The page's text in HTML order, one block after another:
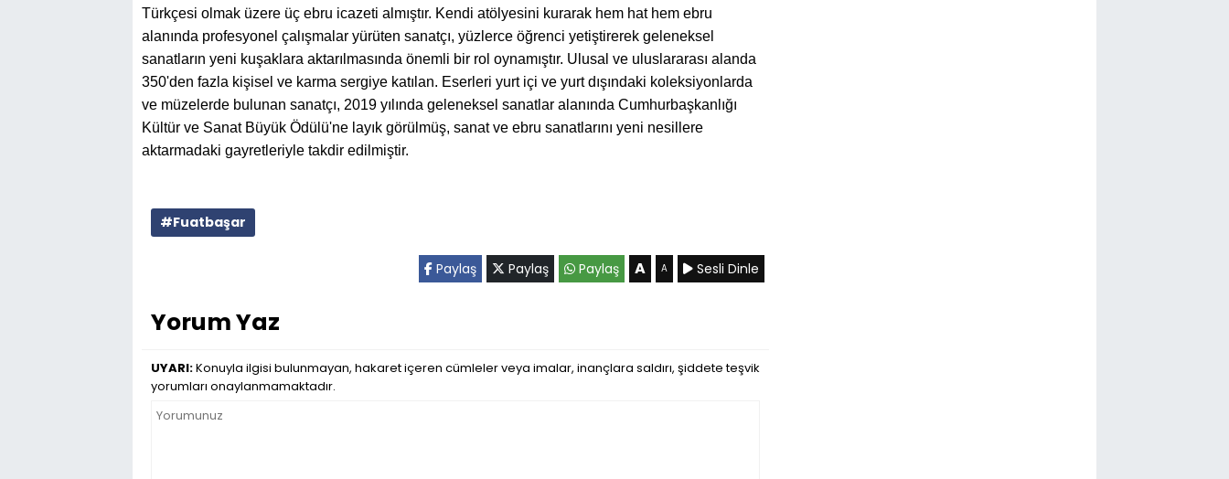
Türkçesi olmak üzere üç ebru icazeti almıştır. Kendi atölyesini kurarak hem hat hem ebru
alanında profesyonel çalışmalar yürüten sanatçı, yüzlerce öğrenci yetiştirerek geleneksel
sanatların yeni kuşaklara aktarılmasında önemli bir rol oynamıştır. Ulusal ve uluslararası alanda
350'den fazla kişisel ve karma sergiye katılan. Eserleri yurt içi ve yurt dışındaki koleksiyonlarda
ve müzelerde bulunan sanatçı, 2019 yılında geleneksel sanatlar alanında Cumhurbaşkanlığı
Kültür ve Sanat Büyük Ödülü'ne layık görülmüş, sanat ve ebru sanatlarını yeni nesillere
aktarmadaki gayretleriyle takdir edilmiştir.
#Fuatbaşar
Paylaş Paylaş Paylaş A A Sesli Dinle
Yorum Yaz
UYARI:Konuyla ilgisi bulunmayan, hakaret içeren cümleler veya imalar, inançlara saldırı, şiddete teşvik
yorumları onaylanmamaktadır.